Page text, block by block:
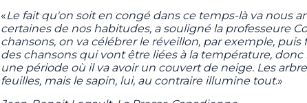
«Le fait qu'on soit en congé dans ce temps-là va nous
certaines de nos habitudes, a souligné la professeure
chansons, on va célébrer le réveillon, par exemple,
des chansons qui vont être liées à la température, donc
une période où il va avoir un couvert de neige. Les
feuilles, mais le sapin, lui, au contraire illumine tout.»